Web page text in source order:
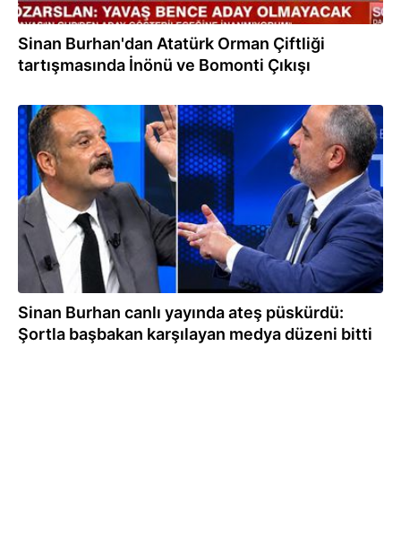
Sinan Burhan'dan Atatürk Orman Çiftliği
tartışmasında İnönü ve Bomonti Çıkışı
30.06.2026
Sinan Burhan canlı yayında ateş püskürdü:
Şortla başbakan karşılayan medya düzeni bitti